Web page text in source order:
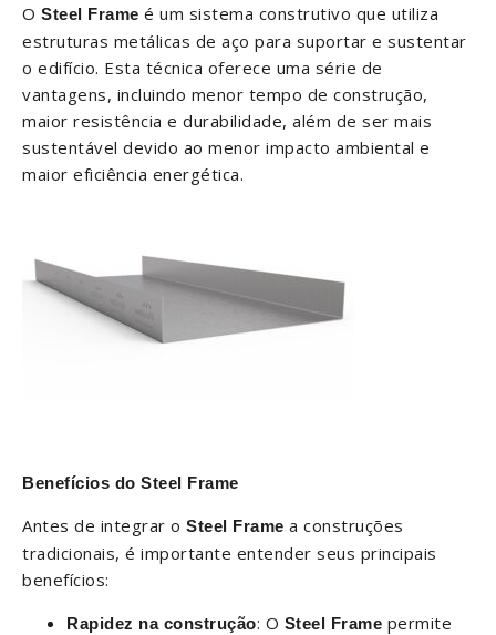
O Steel Frame é um sistema construtivo que utiliza
estruturas metálicas de aço para suportar e sustentar
o edifício. Esta técnica oferece uma série de
vantagens, incluindo menor tempo de construção,
maior resistência e durabilidade, além de ser mais
sustentável devido ao menor impacto ambiental e
maior eficiência energética.
Benefícios do Steel Frame
Antes de integrar o Steel Frame a construções
tradicionais, é importante entender seus principais
benefícios:
Rapidez na construção: O Steel Frame permite